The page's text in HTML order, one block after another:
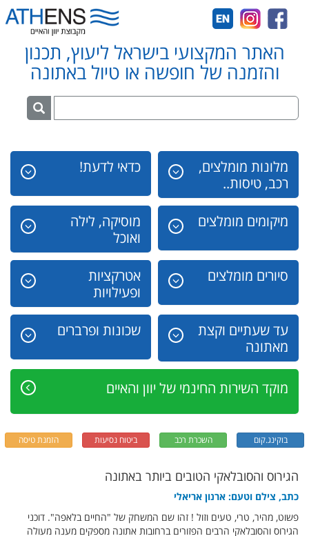
האתר המקצועי בישראל ליעוץ, תכנון
והזמנה של חופשה או טיול באתונה
מלונות מומלצים,
רכב, טיסות..
כדאי לדעת!
מיקומים מומלצים
מוסיקה, לילה
ואוכל
סיורים מומלצים
אטרקציות
ופעילויות
עד שעתיים וקצת
מאתונה
שכונות ופרברים
מוקד השירות החינמי של יוון והאיים
בוקינג.קום השכרת רכב ביטוח נסיעות הזמנת טיסה
הגירוס והסובלאקי הטובים ביותר באתונה
כתב, צילם וטעם: ארנון אריאלי
פשוט, מהיר, טרי, טעים וזול ! זהו שם המשחק של "החיים בלאפה". דוכני
הגירוס והסובלאקי הרבים הפזורים ברחובות אתונה מספקים מענה מעולה